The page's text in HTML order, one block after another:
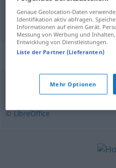
aufführen inventariar
Synonyme für
alistar,arrolar
© LibreOffice
Genaue Geolocation-Daten
Identifikation aktiv abfragen.
Informationen auf einem Gerät.
Messung von Werbung und
Entwicklung von Dienstleistungen.
Liste der Partner (Lieferanten)
Mehr Optionen